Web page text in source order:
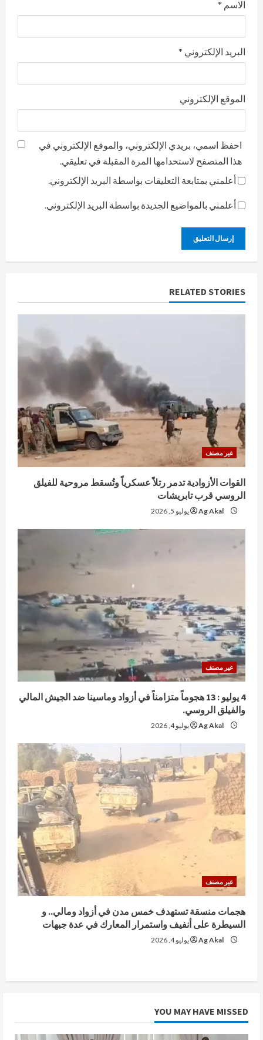
الاسم *
البريد الإلكتروني *
الموقع الإلكتروني
احفظ اسمي، بريدي الإلكتروني، والموقع الإلكتروني في
هذا المتصفح لاستخدامها المرة المقبلة في تعليقي.
أعلمني بمتابعة التعليقات بواسطة البريد الإلكتروني.
أعلمني بالمواضيع الجديدة بواسطة البريد الإلكتروني.
RELATED STORIES
غير مصنف
القوات الأزوادية تدمر رتلاً عسكرياً وتُسقط مروحية للفيلق
الروسي قرب تابريشات
Ag Akal يوليو 5, 2026
غير مصنف
4 يوليو : 13 هجوماً متزامناً في أزواد وماسينا ضد الجيش المالي
والفيلق الروسي.
Ag Akal يوليو 4, 2026
غير مصنف
هجمات منسقة تستهدف خمس مدن في أزواد ومالي.. و
السيطرة على أنفيف واستمرار المعارك في عدة جبهات
Ag Akal يوليو 4, 2026
YOU MAY HAVE MISSED